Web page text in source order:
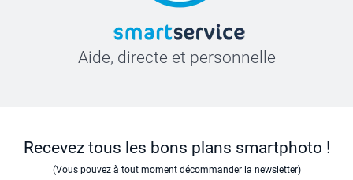
Aide, directe et personnelle
Recevez tous les bons plans smartphoto !
(Vous pouvez à tout moment décommander la newsletter)